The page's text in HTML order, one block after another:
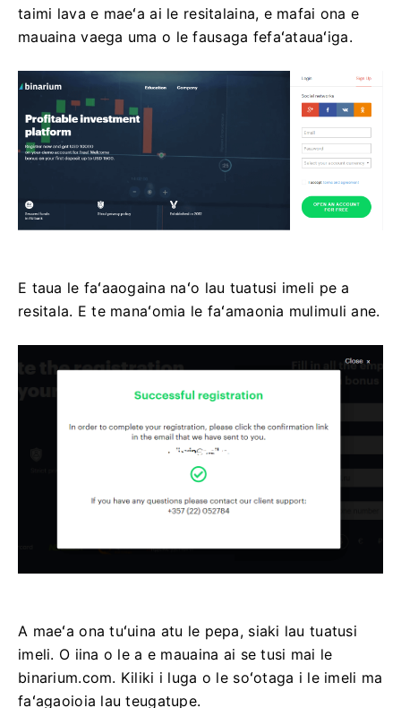
taimi lava e maeʻa ai le resitalaina, e mafai ona e
mauaina vaega uma o le fausaga fefaʻatauaʻiga.
E taua le faʻaaogaina naʻo lau tuatusi imeli pe a
resitala. E te manaʻomia le faʻamaonia mulimuli ane.
A maeʻa ona tuʻuina atu le pepa, siaki lau tuatusi
imeli. O iina o le a e mauaina ai se tusi mai le
binarium.com. Kiliki i luga o le soʻotaga i le imeli ma
faʻagaoioia lau teugatupe.